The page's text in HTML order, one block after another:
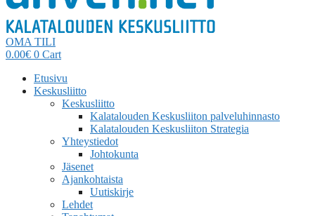
OMA TILI
0.00€ 0 Cart
Etusivu
Keskusliitto
Keskusliitto
Kalatalouden Keskusliiton palveluhinnasto
Kalatalouden Keskusliiton Strategia
Yhteystiedot
Johtokunta
Jäsenet
Ajankohtaista
Uutiskirje
Lehdet